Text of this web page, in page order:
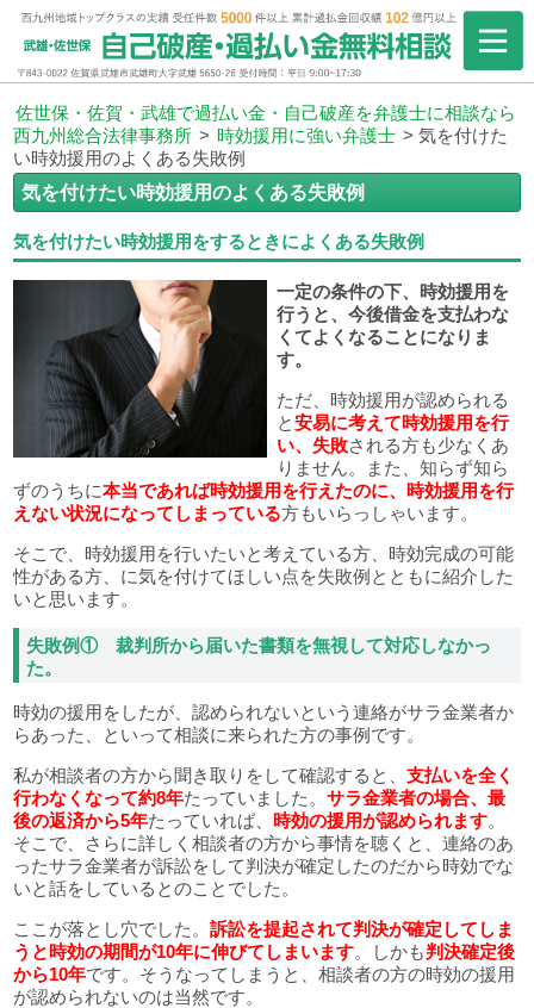
佐世保・佐賀・武雄で過払い金・自己破産を弁護士に相談なら
西九州総合法律事務所 > 時効援用に強い弁護士 >気を付けた
い時効援用のよくある失敗例
気を付けたい時効援用のよくある失敗例
気を付けたい時効援用をするときによくある失敗例
一定の条件の下、時効援用を
行うと、今後借金を支払わな
くてよくなることになりま
す。
ただ、時効援用が認められる
と安易に考えて時効援用を行
い、失敗される方も少なくあ
りません。また、知らず知ら
ずのうちに本当であれば時効援用を行えたのに、時効援用を行
えない状況になってしまっている方もいらっしゃいます。
そこで、時効援用を行いたいと考えている方、時効完成の可能
性がある方、に気を付けてほしい点を失敗例とともに紹介した
いと思います。
失敗例① 裁判所から届いた書類を無視して対応しなかっ
た。
時効の援用をしたが、認められないという連絡がサラ金業者か
らあった、といって相談に来られた方の事例です。
私が相談者の方から聞き取りをして確認すると、支払いを全く
行わなくなって約8年たっていました。サラ金業者の場合、最
後の返済から5年たっていれば、 時効の援用が認められます。
そこで、さらに詳しく相談者の方から事情を聴くと、連絡のあ
ったサラ金業者が訴訟をして判決が確定したのだから時効でな
いと話をしているとのことでした。
ここが落とし穴でした。訴訟を提起されて判決が確定してしま
うと時効の期間が10年に伸びてしまいます。しかも判決確定後
から10年です。そうなってしまうと、相談者の方の時効の援用
が認められないのは当然です。